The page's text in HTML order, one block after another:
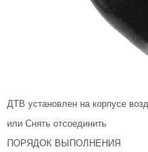
ДТВ установлен на корпусе
или Снять отсоединить
ПОРЯДОК ВЫПОЛНЕНИЯ